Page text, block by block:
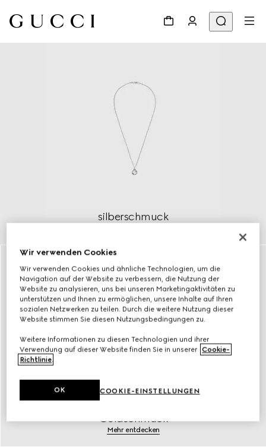
silberschmuck
Goldschmuck
Mehr entdecken
Wir verwenden Cookies
Wir verwenden Cookies und ähnliche Technologien, um die
Navigation auf der Website zu verbessern, die Nutzung der
Website zu analysieren, uns bei unseren Marketingaktivitäten zu
unterstützen und Ihnen zu ermöglichen, unsere Inhalte auf Ihren
sozialen Netzwerken zu teilen. Durch die weitere Nutzung dieser
Website stimmen Sie diesen Nutzungsbedingungen zu.
Weitere Informationen zu diesen Technologien und ihrer
Verwendung auf dieser Website finden Sie in unserer Cookie-
Richtlinie.
COOKIE-EINSTELLUNGEN
OK